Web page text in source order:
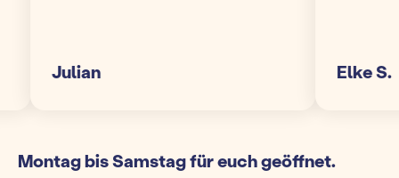
Julian Elke S.
Montag bis Samstag für euch geöffnet.